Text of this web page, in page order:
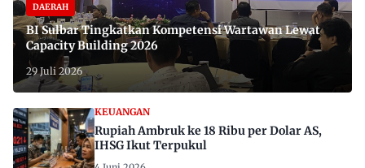
DAERAH
BI Sulbar Tingkatkan Kompetensi Wartawan Lewat
Capacity Building 2026
29 Juli 2026
KEUANGAN
Rupiah Ambruk ke 18 Ribu per Dolar AS,
IHSG Ikut Terpukul